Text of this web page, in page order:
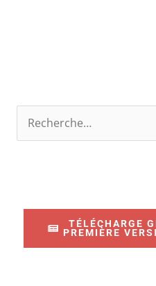
TÉLÉCHARGE
PREMIÈRE